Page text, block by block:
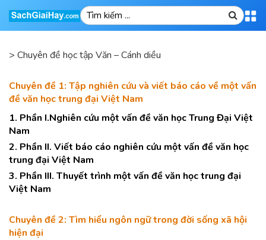
> Chuyên đề học tập Văn – Cánh diều
Chuyên đề 1: Tập nghiên cứu và viết báo cáo về một vấn
đề văn học trung đại Việt Nam
1. Phần I.Nghiên cứu một vấn đề văn học Trung Đại Việt
Nam
2. Phần II. Viết báo cáo nghiên cứu một vấn đề văn học
trung đại Việt Nam
3. Phần III. Thuyết trình một vấn đề văn học trung đại
Việt Nam
Chuyên đề 2: Tìm hiểu ngôn ngữ trong đời sống xã hội
hiện đại